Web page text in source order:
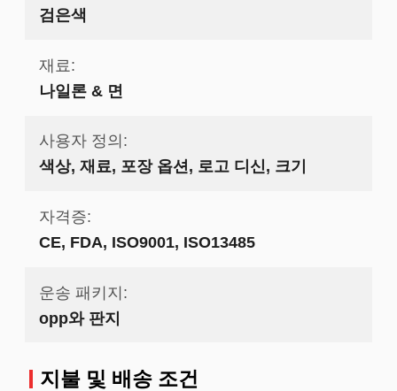
검은색
재료:
나일론 & 면
사용자 정의:
색상, 재료, 포장 옵션, 로고 디신, 크기
자격증:
CE, FDA, ISO9001, ISO13485
운송 패키지:
opp와 판지
지불 및 배송 조건